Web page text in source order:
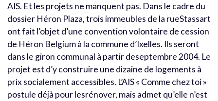
AIS. Et les projets ne manquent pas. Dans le cadre du
dossier Héron Plaza, trois immeubles de la rueStassart
ont fait l’objet d’une convention volontaire de cession
de Héron Belgium à la commune d’Ixelles. Ils seront
dans le giron communal à partir deseptembre 2004. Le
projet est d’y construire une dizaine de logements à
prix socialement accessibles. L’AIS « Comme chez toi »
postule déjà pour lesrénover, mais admet qu’elle n’est